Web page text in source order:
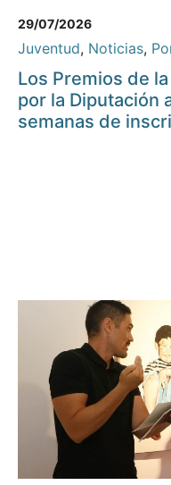
29/07/2026
Juventud, Noticias,
Los Premios de
por la Diputación
semanas de